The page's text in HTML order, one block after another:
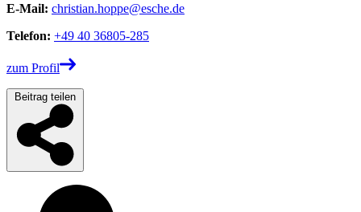
E-Mail: christian.hoppe@esche.de
Telefon: +49 40 36805-285
zum Profil
Beitrag teilen